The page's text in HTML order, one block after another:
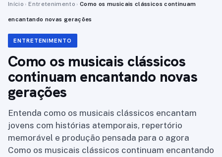
Início › Entretenimento › Como os musicais clássicos continuam
encantando novas gerações
ENTRETENIMENTO
Como os musicais clássicos
continuam encantando novas
gerações
Entenda como os musicais clássicos encantam
jovens com histórias atemporais, repertório
memorável e produção pensada para o agora
Como os musicais clássicos continuam encantando